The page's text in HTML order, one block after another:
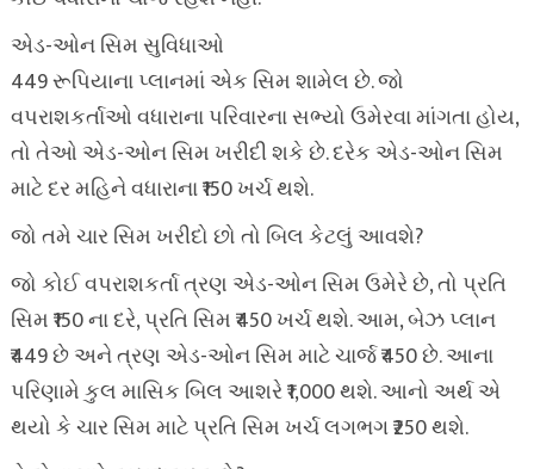
એડ-ઓન સિમ સુવિધાઓ
449 રૂપિયાના પ્લાનમાં એક સિમ શામેલ છે. જો
વપરાશકર્તાઓ વધારાના પરિવારના સભ્યો ઉમેરવા માંગતા હોય,
તો તેઓ એડ-ઓન સિમ ખરીદી શકે છે. દરેક એડ-ઓન સિમ
માટે દર મહિને વધારાના ₹150 ખર્ચ થશે.
જો તમે ચાર સિમ ખરીદો છો તો બિલ કેટલું આવશે?
જો કોઈ વપરાશકર્તા ત્રણ એડ-ઓન સિમ ઉમેરે છે, તો પ્રતિ
સિમ ₹150 ના દરે, પ્રતિ સિમ ₹450 ખર્ચ થશે. આમ, બેઝ પ્લાન
₹449 છે અને ત્રણ એડ-ઓન સિમ માટે ચાર્જ ₹450 છે. આના
પરિણામે કુલ માસિક બિલ આશરે ₹1,000 થશે. આનો અર્થ એ
થયો કે ચાર સિમ માટે પ્રતિ સિમ ખર્ચ લગભગ ₹250 થશે.